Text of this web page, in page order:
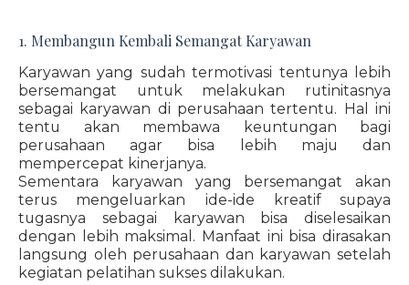
1. Membangun Kembali Semangat Karyawan
Karyawan yang sudah termotivasi tentunya lebih
bersemangat untuk melakukan rutinitasnya
sebagai karyawan di perusahaan tertentu. Hal ini
tentu akan membawa keuntungan bagi
perusahaan agar bisa lebih maju dan
mempercepat kinerjanya.
Sementara karyawan yang bersemangat akan
terus mengeluarkan ide-ide kreatif supaya
tugasnya sebagai karyawan bisa diselesaikan
dengan lebih maksimal. Manfaat ini bisa dirasakan
langsung oleh perusahaan dan karyawan setelah
kegiatan pelatihan sukses dilakukan.